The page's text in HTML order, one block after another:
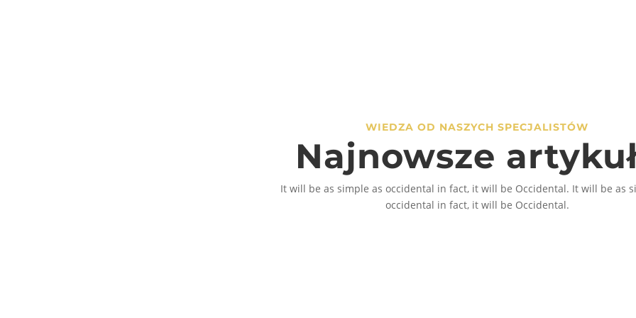
WIEDZA OD NASZYCH SPECJALISTÓW
Najnowsze
It will be as simple as occidental in fact, it will be Occidental. It will be as
occidental in fact, it will be Occidental.